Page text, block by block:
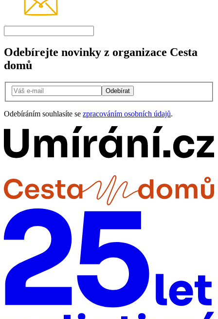
Odebírejte novinky z organizace Cesta
domů
Odebírat
Odebíráním souhlasíte se zpracováním osobních údajů.